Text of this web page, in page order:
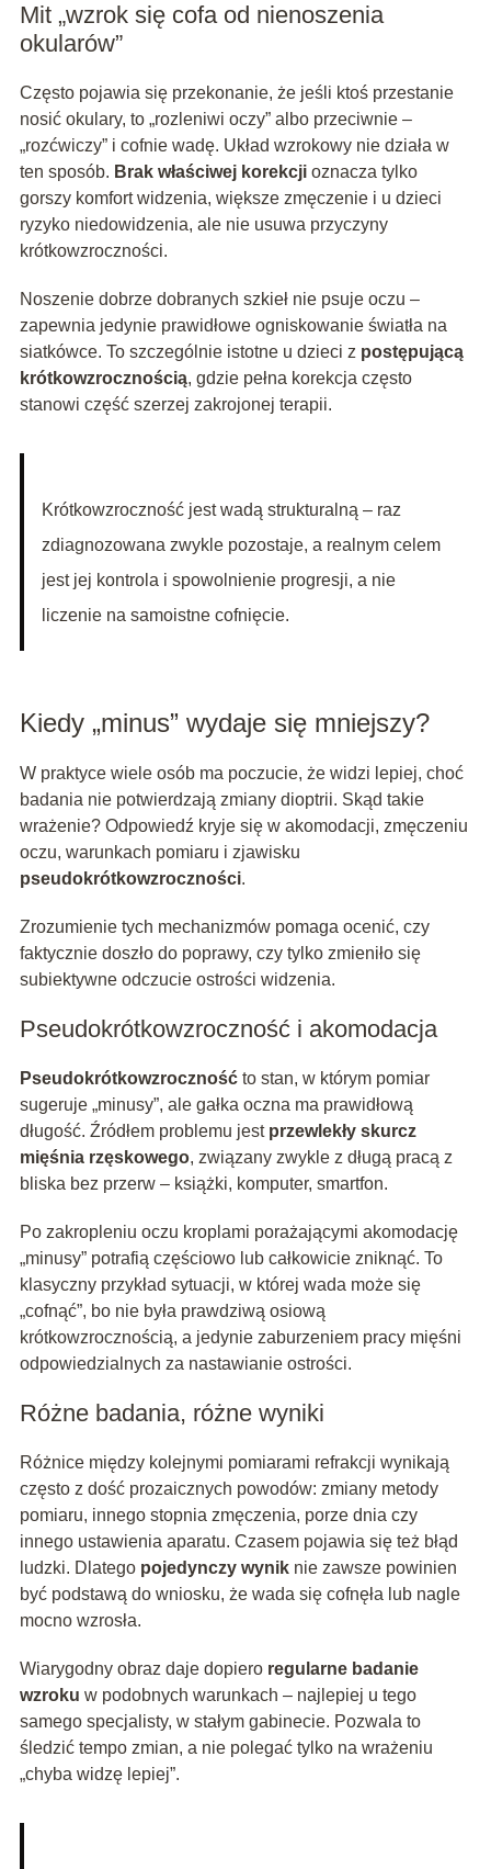
Mit „wzrok się cofa od nienoszenia
okularów”
Często pojawia się przekonanie, że jeśli ktoś przestanie
nosić okulary, to „rozleniwi oczy” albo przeciwnie –
„rozćwiczy” i cofnie wadę. Układ wzrokowy nie działa w
ten sposób. Brak właściwej korekcjioznacza tylko
gorszy komfort widzenia, większe zmęczenie i u dzieci
ryzyko niedowidzenia, ale nie usuwa przyczyny
krótkowzroczności.
Noszenie dobrze dobranych szkieł nie psuje oczu –
zapewnia jedynie prawidłowe ogniskowanie światła na
siatkówce. To szczególnie istotne u dzieci z postępującą
krótkowzrocznością, gdzie pełna korekcja często
stanowi część szerzej zakrojonej terapii.
Krótkowzroczność jest wadą strukturalną – raz
zdiagnozowana zwykle pozostaje, a realnym celem
jest jej kontrola i spowolnienie progresji, a nie
liczenie na samoistne cofnięcie.
Kiedy „minus” wydaje się mniejszy?
W praktyce wiele osób ma poczucie, że widzi lepiej, choć
badania nie potwierdzają zmiany dioptrii. Skąd takie
wrażenie? Odpowiedź kryje się w akomodacji, zmęczeniu
oczu, warunkach pomiaru i zjawisku
pseudokrótkowzroczności.
Zrozumienie tych mechanizmów pomaga ocenić, czy
faktycznie doszło do poprawy, czy tylko zmieniło się
subiektywne odczucie ostrości widzenia.
Pseudokrótkowzroczność i akomodacja
Pseudokrótkowzrocznośćto stan, w którym pomiar
sugeruje „minusy”, ale gałka oczna ma prawidłową
długość. Źródłem problemu jest przewlekły skurcz
mięśnia rzęskowego, związany zwykle z długą pracą z
bliska bez przerw – książki, komputer, smartfon.
Po zakropleniu oczu kroplami porażającymi akomodację
„minusy” potrafią częściowo lub całkowicie zniknąć. To
klasyczny przykład sytuacji, w której wada może się
„cofnąć”, bo nie była prawdziwą osiową
krótkowzrocznością, a jedynie zaburzeniem pracy mięśni
odpowiedzialnych za nastawianie ostrości.
Różne badania, różne wyniki
Różnice między kolejnymi pomiarami refrakcji wynikają
często z dość prozaicznych powodów: zmiany metody
pomiaru, innego stopnia zmęczenia, porze dnia czy
innego ustawienia aparatu. Czasem pojawia się też błąd
ludzki. Dlatego pojedynczy wyniknie zawsze powinien
być podstawą do wniosku, że wada się cofnęła lub nagle
mocno wzrosła.
Wiarygodny obraz daje dopiero regularne badanie
wzroku w podobnych warunkach – najlepiej u tego
samego specjalisty, w stałym gabinecie. Pozwala to
śledzić tempo zmian, a nie polegać tylko na wrażeniu
„chyba widzę lepiej”.